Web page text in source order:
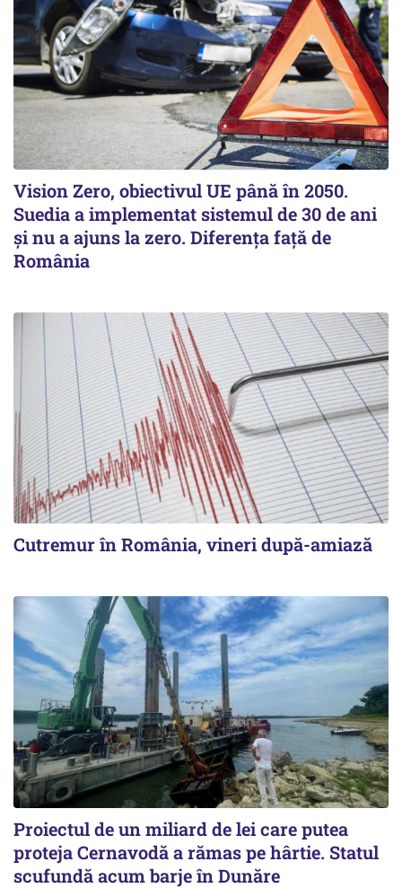
Vision Zero, obiectivul UE până în 2050.
Suedia a implementat sistemul de 30 de ani
şi nu a ajuns la zero. Diferenţa faţă de
România
Cutremur în România, vineri după-amiază
Proiectul de un miliard de lei care putea
proteja Cernavodă a rămas pe hârtie. Statul
scufundă acum barje în Dunăre